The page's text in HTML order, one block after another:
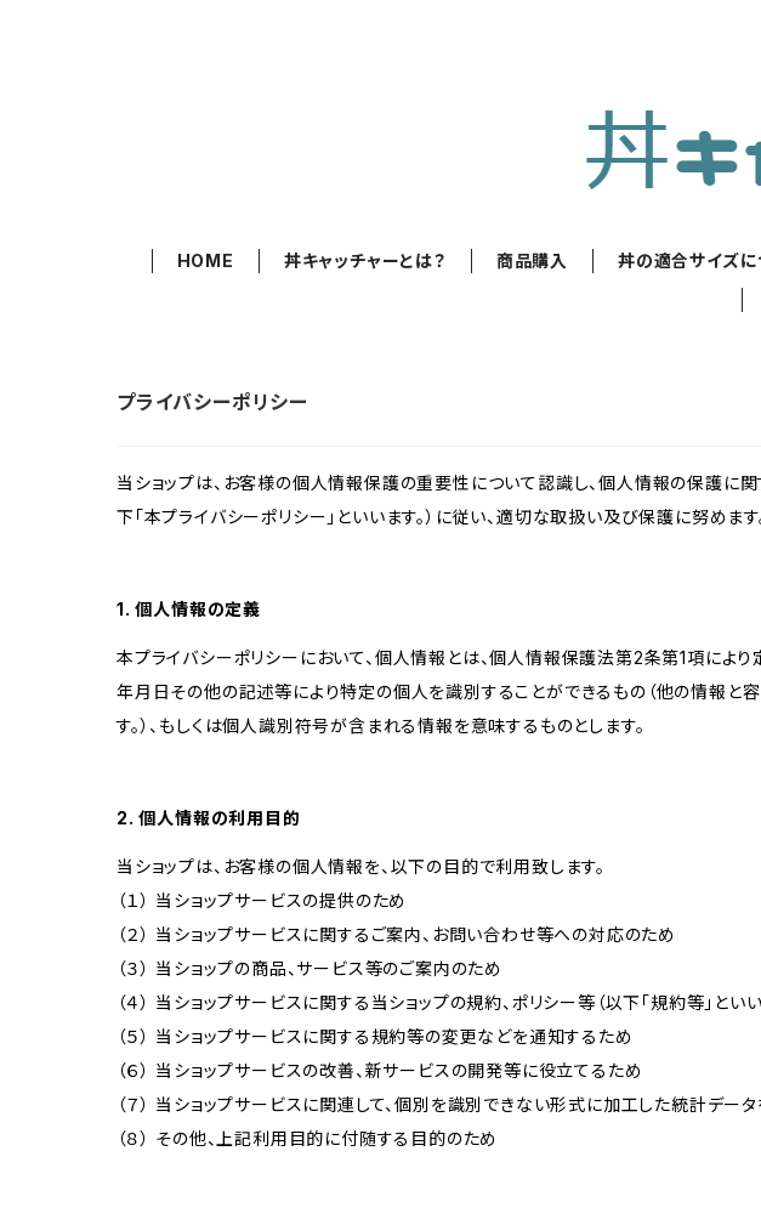
HOME 丼キャッチャーとは？ 商品購入 丼の適合サイズに
プライバシーポリシー
当ショップは、お客様の個人情報保護の重要性について認識し、個人情報の保護に関
下「本プライバシーポリシー」といいます。）に従い、適切な取扱い及び保護に努めます
1. 個人情報の定義
本プライバシーポリシーにおいて、個人情報とは、個人情報保護法第2条第1項によ
年月日その他の記述等により特定の個人を識別することができるもの（他の情報と
す。）、もしくは個人識別符号が含まれる情報を意味するものとします。
2. 個人情報の利用目的
当ショップは、お客様の個人情報を、以下の目的で利用致します。
（１） 当ショップサービスの提供のため
（２） 当ショップサービスに関するご案内、お問い合わせ等への対応のため
（３） 当ショップの商品、サービス等のご案内のため
（４） 当ショップサービスに関する当ショップの規約、ポリシー等（以下「規約等」と
（５） 当ショップサービスに関する規約等の変更などを通知するため
（６） 当ショップサービスの改善、新サービスの開発等に役立てるため
（７） 当ショップサービスに関連して、個別を識別できない形式に加工した統計デー
（８） その他、上記利用目的に付随する目的のため